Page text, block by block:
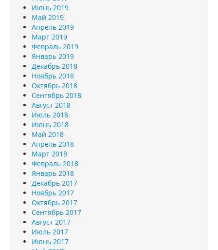
Июнь 2019
Май 2019
Апрель 2019
Март 2019
Февраль 2019
Январь 2019
Декабрь 2018
Ноябрь 2018
Октябрь 2018
Сентябрь 2018
Август 2018
Июль 2018
Июнь 2018
Май 2018
Апрель 2018
Март 2018
Февраль 2018
Январь 2018
Декабрь 2017
Ноябрь 2017
Октябрь 2017
Сентябрь 2017
Август 2017
Июль 2017
Июнь 2017